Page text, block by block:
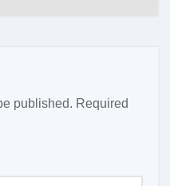
published. Required